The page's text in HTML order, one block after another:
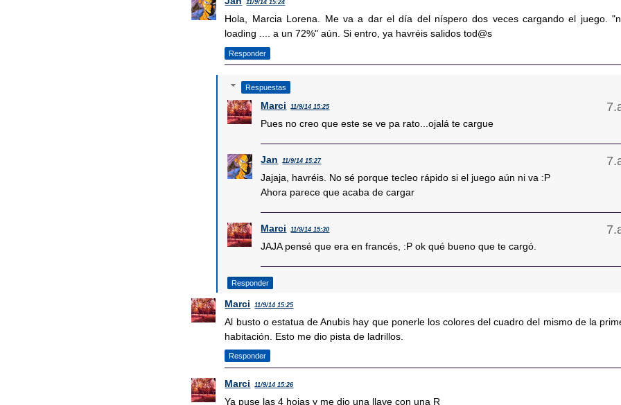
11/9/14 15:24
Hola, Marcia Lorena. Me va a dar el día del níspero dos veces cargando el juego.
loading .... a un 72%" aún. Si entro, ya havréis salidos tod@s
Responder
Respuestas
Marci 11/9/14 15:25
Pues no creo que este se ve pa rato...ojalá te cargue
Jan 11/9/14 15:27
Jajaja, havréis. No sé porque tecleo rápido si el juego aún ni va :P
Ahora parece que acaba de cargar
Marci 11/9/14 15:30
JAJA pensé que era en francés, :P ok qué bueno que te cargó.
Responder
Marci 11/9/14 15:25
Al busto o estatua de Anubis hay que ponerle los colores del cuadro del mismo de la
habitación. Esto me dio pista de ladrillos.
Responder
Marci 11/9/14 15:26
Ya puse las 4 hojas y me dio una llave con una R